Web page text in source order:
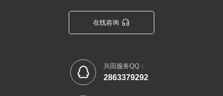
在线咨询 
 兴田服务QQ：
2863379292